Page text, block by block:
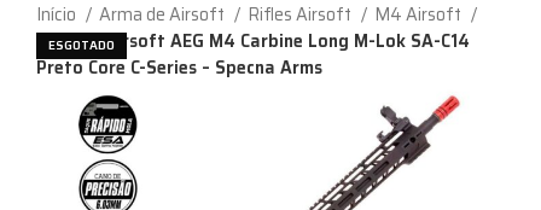
Início Arma de Airsoft Rifles Airsoft
M4 Airsoft
Rifle de Airsoft AEG M4 Carbine Long M-Lok SA-C14
Preto Core C-Series – Specna Arms
ESGOTADO